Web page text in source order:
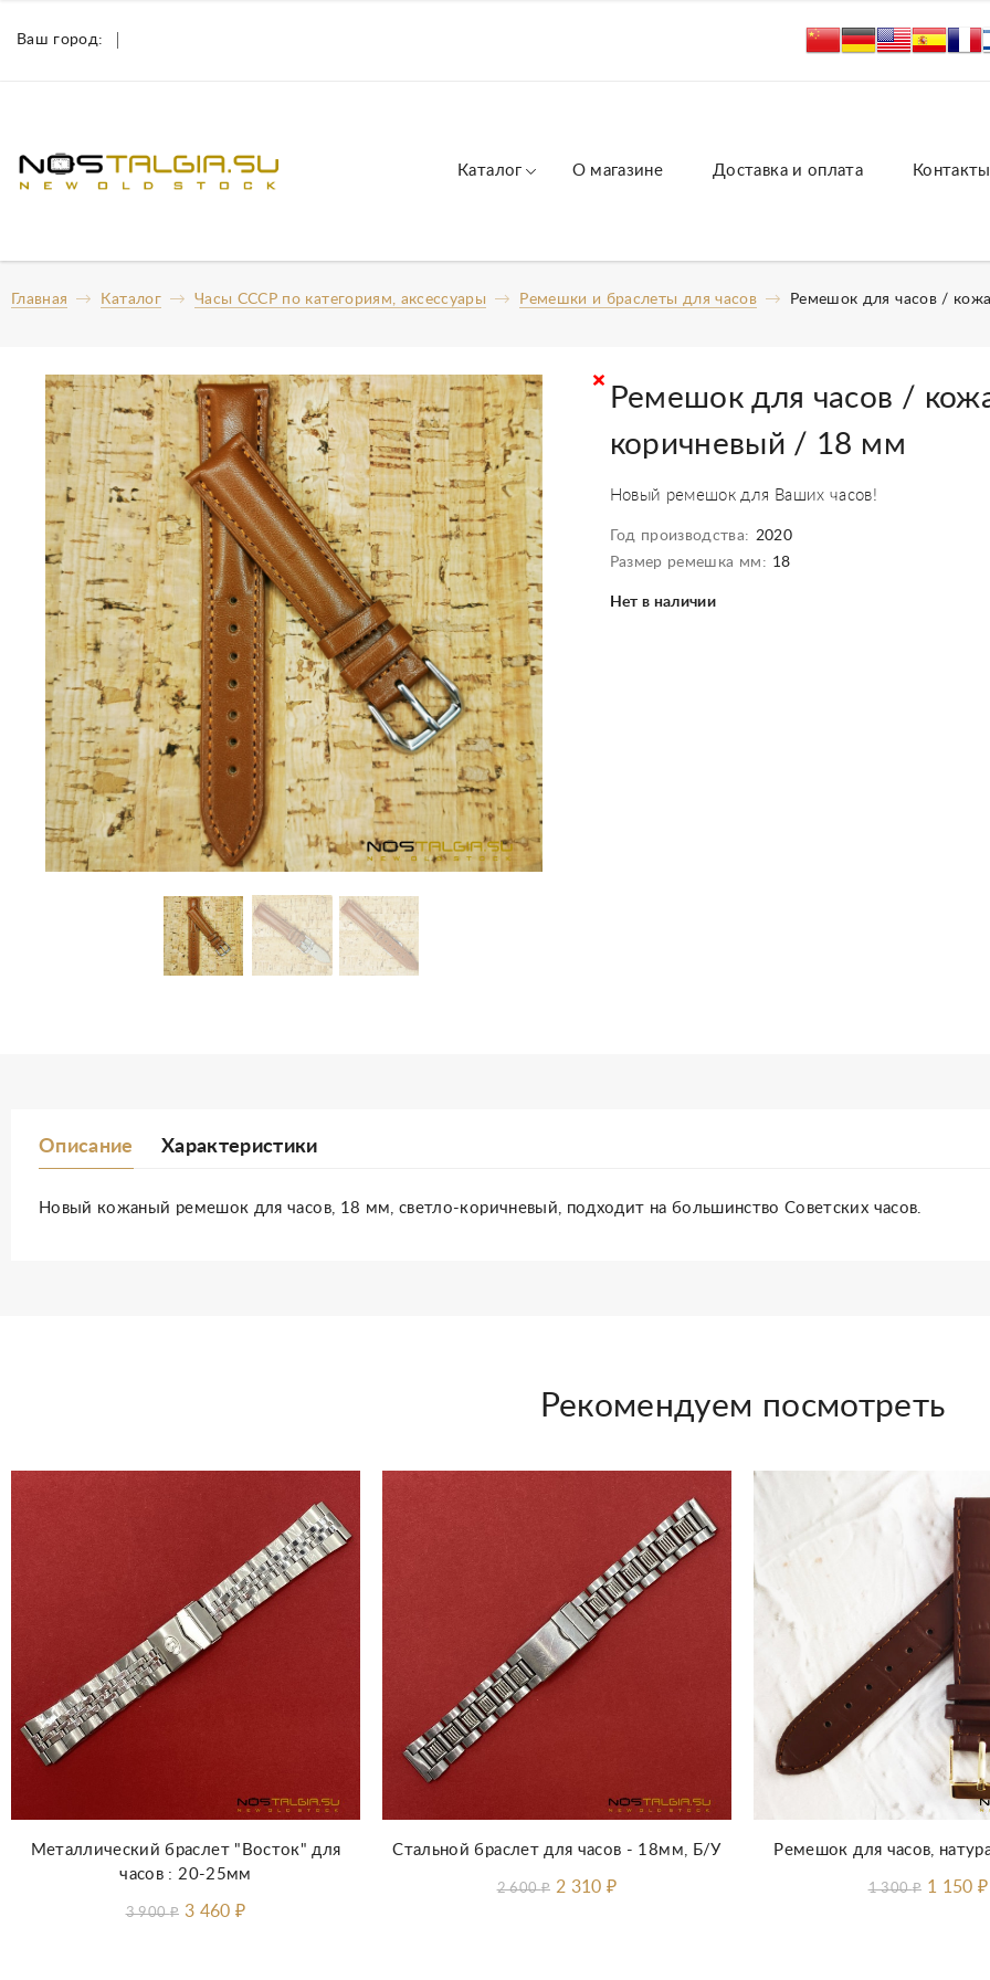
Ваш город:
Каталог О магазине Доставка и оплата Контакты
Главная Каталог Часы СССР по категориям, аксессуары Ремешки и браслеты для часов Ремешок для часов /
Ремешок для часов /
коричневый / 18 мм
Новый ремешок для Ваших часов!
Год производства: 2020
Размер ремешка мм: 18
Нет в наличии
Описание Характеристики
Новый кожаный ремешок для часов, 18 мм, светло-коричневый, подходит на большинство Советских часов.
Рекомендуем посмотреть
Металлический браслет "Восток" для
часов : 20-25мм
3 900₽ 3 460₽
Стальной браслет для часов - 18мм, Б/У
2 600₽ 2 310₽
Ремешок для часов,
1 300₽ 1 150₽